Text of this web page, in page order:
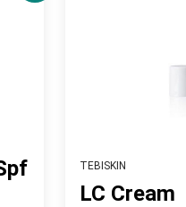
TEBISKIN
LC Cream